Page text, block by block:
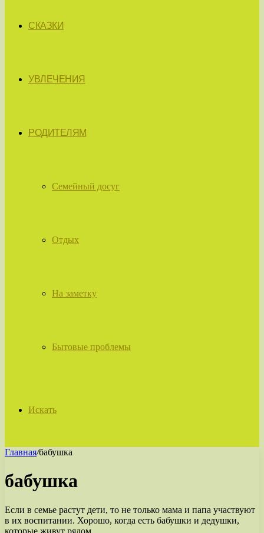
СКАЗКИ
УВЛЕЧЕНИЯ
РОДИТЕЛЯМ
Семейный досуг
Отдых
На заметку
Бытовые проблемы
Искать
Главная/бабушка
бабушка
Если в семье растут дети, то не только мама и папа участвуют
в их воспитании. Хорошо, когда есть бабушки и дедушки,
которые живут рядом.